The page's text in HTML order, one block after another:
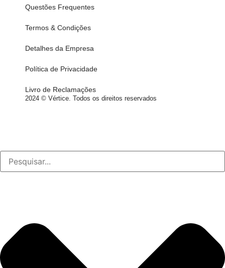
2024 © Vértice. Todos os direitos reservados
Questões Frequentes
Termos & Condições
Detalhes da Empresa
Política de Privacidade
Livro de Reclamações